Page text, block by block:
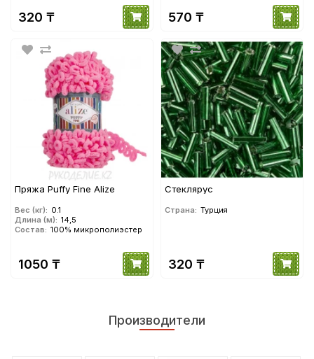
320 ₸ 570 ₸
Пряжа Puffy Fine Alize
Вес (кг): 0.1
Длина (м): 14,5
Состав: 100% микрополиэстер
1050 ₸
Стеклярус
Страна: Турция
320 ₸
Производители